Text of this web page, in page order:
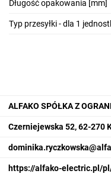
z licznikiem 3-
niezalecane stosowanie
Długość opakowania [mm]
Typ przesyłki - dla 1
ALFAKO SPÓŁKA Z
Czerniejewska 52, 62-270
https://alfako-electric.pl/